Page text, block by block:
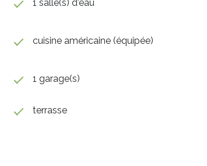
1 salle(s) d'eau
cuisine américaine (équipée)
1 garage(s)
terrasse